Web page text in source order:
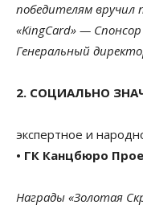
победителям вручил
«KingCard» —
Генеральный
2. СОЦИАЛЬНО
экспертное и
• ГК Канцбюро
Награды «Золотая